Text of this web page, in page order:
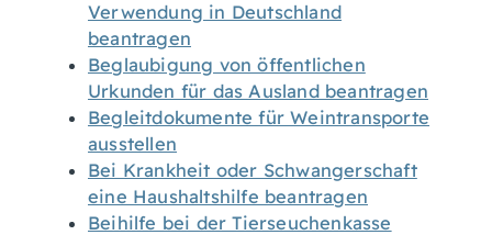
Verwendung in Deutschland
beantragen
Beglaubigung von öffentlichen
Urkunden für das Ausland beantragen
Begleitdokumente für Weintransporte
ausstellen
Bei Krankheit oder Schwangerschaft
eine Haushaltshilfe beantragen
Beihilfe bei der Tierseuchenkasse